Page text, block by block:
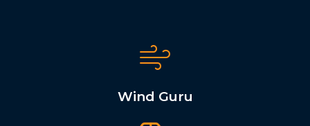
Wind Guru